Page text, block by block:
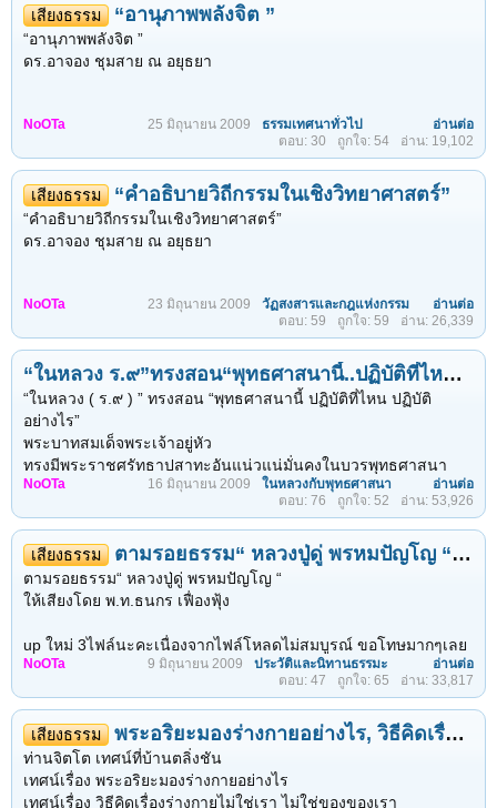
รักษาศีลห้า ๕ ข้อ ๑ คน
๗. ให้ทานกับมนุษย์มีศีลห้า ๕ ข้อ ๑๐๐ คน เท่ากับให้ทานกับ พระ
โสดาบัน ๑ องค์
๙. ให้ทานกับพระสกทาคามี ๑๐๐ องค์ เท่ากับให้ทานกับ พระอนาคามี
๑๐. ให้ทานกับ พระอนาคามี ๑๐๐ องค์ เท่ากับถวายทานกับ พระ
อรหันต์ขีณาสพ ๑ องค์
๑๑. ถวายทานกับ พระอรหันต์ขีณาสพ ๑๐๐ องค์ เท่ากับถวายทานกับ
พระปัจเจกพุทธเจ้า ๑...
แต่เดิมนั้นอาตมาไม่เคยเชื่อเรื่องเทวดา เพราะอาตมาไม่เคยสัมผัสนี่
แล้วอาตมาจะไปเชื่ออย่างไร ในเมื่อแม่ชีก้อนทอง ปานเณร อายุ ๘๗
ปี มาบอกกับอาตมาว่า เทวดามาสอนสวดมนต์
หนอ แต่แม่ชีเดินจงกรมแล้วไปคิดถึงเทวดา ไปเพ่งเทวดาเข้า เทวดา
ก็มา แกก็เก็บเงียบไว้ แต่แล้วในที่สุดแกก็เก็บไม่ไหวต้องการให้มีใคร
สักคนได้รับรู้เอาไว้ แกจึงมาบอกอาตมาว่า
“หลวงพ่อ ดิฉันเห็นเทวดาเจ้าค่ะ มาสอนสวดมนต์ให้ด้วยเจ้าค่ะ”
บอกว่า
“พอดิฉันได้ยินนาฬิกาตี ๑๒ เป็นเวลาเที่ยงคืนเทวดาก็ปรากฏให้ดิฉัน
เห็นไม่ได้มาเ ปล่านะคะ มาสอนให้ดิฉันสวดมนต์บทเมตตาใหญ่
ดิฉันจึงสวดได้”
อาตมาก็บอกให้แม่ชีไปถามเทวดาว่าอยู่ที่ไหน...
เสียงธรรม “อานุภาพพลังจิต ”
“อานุภาพพลังจิต ”
ดร.อาจอง ชุมสาย ณ อยุธยา
NoOTa 25 มิถุนายน 2009 ธรรมเทศนาทั่วไป
อ่านต่อ
อ่าน: 19,102
ถูกใจ: 54
ตอบ: 30
เสียงธรรม “คำอธิบายวิถีกรรมในเชิงวิทยาศาสตร์”
“คำอธิบายวิถีกรรมในเชิงวิทยาศาสตร์”
ดร.อาจอง ชุมสาย ณ อยุธยา
NoOTa 23 มิถุนายน 2009 วัฏสงสารและกฎแห่งกรรม
อ่านต่อ
อ่าน: 26,339
ถูกใจ: 59
ตอบ: 59
“ในหลวง ร.๙”ทรงสอน“พุทธศาสนานี้..ปฏิบัติที่ไหน..ปฏิบัติอย่างไร”
“ในหลวง ( ร.๙ ) ” ทรงสอน “พุทธศาสนานี้ ปฏิบัติที่ไหน ปฏิบัติ
อย่างไร”
พระบาทสมเด็จพระเจ้าอยู่หัว
ทรงมีพระราชศรัทธาปสาทะอันแน่วแน่มั่นคงในบวรพุทธศาสนา
โดยได้เสด็จออกทรงพระผนวช
ระหว่างวันที่ 22 ตุลาคม-5 พฤศจิกายน พ.ศ.2499
ในระหว่างนั้นได้ทรง ศึกษาและปฏิบัติตามพระธรรมวินัย
อย่างเคร่งครัด ดังที่สมเด็จพระญาณสังวร สมเด็จพระสังฆราช
สกลมหาสังฆปริณายก ได้ทรงเล่าถึงพระราชจริยวัตร
ของพระบาทสมเด็จพระเจ้าอยู่หัวขณะทรงพระผนวชว่า
“...พระภิกษุพระบาทสมเด็จพระเจ้าอยู่หัว
จะได้ทรงพระผนวชตามราชประเพณีเพียงอย่างเดียวเท่านั้นหามิได้
แต่ทรงพระผนวชด้วยพระราชศรัทธา
ที่ตั้งมั่นในพระพุทธศาสนาอย่างแท้จริง
มิได้เป็นบุคคลจำพวกที่เรียกว่า “หัวใหม่” ไม่เห็นศาสนาเป็นสำคัญ
NoOTa 16 มิถุนายน 2009 ในหลวงกับพุทธศาสนา
อ่านต่อ
อ่าน: 53,926
ถูกใจ: 52
ตอบ: 76
เสียงธรรม ตามรอยธรรม“ หลวงปู่ดู่ พรหมปัญโญ “( MP3 )
ตามรอยธรรม“ หลวงปู่ดู่ พรหมปัญโญ “
ให้เสียงโดย พ.ท.ธนกร เฟื่องฟุ้ง
up ใหม่ 3ไฟล์นะคะเนื่องจากไฟล์โหลดไม่สมบูรณ์ ขอโทษมากๆเลย
ลืมดู รีบด้วยอ่ะตอนนั้น
mp3_095_2.mp3 ~>ตามรอยธรรมหลวงปู่ดู่ ๑
mp3_095_3.mp3 ~>ตามรอยธรรมหลวงปู่ดู่ ๒ (upให้ใหม่แล้ว)
mp3_095_4.mp3 ~>ตามรอยธรรมหลวงปู่ดู่ ๓
mp3_095_5.mp3 ~>ตามรอยธรรมหลวงปู่ดู่ ๔ (upให้ใหม่แล้ว)
mp3_095_6.mp3 ~>ตามรอยธรรมหลวงปู่ดู่ ๕ (upให้ใหม่แล้ว)
NoOTa 9 มิถุนายน 2009 ประวัติและนิทานธรรมะ
อ่านต่อ
อ่าน: 33,817
ถูกใจ: 65
ตอบ: 47
เสียงธรรม พระอริยะมองร่างกายอย่างไร, วิธีคิดเรื่องร่างกายไม่ใช่เรา ไม่ใช่ของของเรา
ท่านจิตโต เทศน์ที่บ้านตลิ่งชัน
เทศน์เรื่อง พระอริยะมองร่างกายอย่างไร
เทศน์เรื่อง วิธีคิดเรื่องร่างกายไม่ใช่เรา ไม่ใช่ของของเรา